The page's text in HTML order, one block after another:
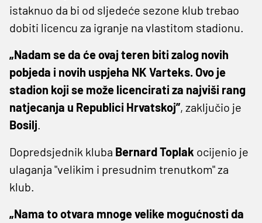
istaknuo da bi od sljedeće sezone klub trebao
dobiti licencu za igranje na vlastitom stadionu.
„Nadam se da će ovaj teren biti zalog novih
pobjeda i novih uspjeha NK Varteks. Ovo je
stadion koji se može licencirati za najviši rang
natjecanja u Republici Hrvatskoj”, zaključio je
Bosilj.
Dopredsjednik kluba Bernard Toplak ocijenio je
ulaganja "velikim i presudnim trenutkom" za
klub.
„Nama to otvara mnoge velike mogućnosti da